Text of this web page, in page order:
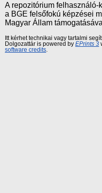
A repozitórium
a BGE felsőfokú képzései
Magyar Állam
Itt kérhet technikai vagy tartalmi
Dolgozattár is powered by EPrints 3
software credits